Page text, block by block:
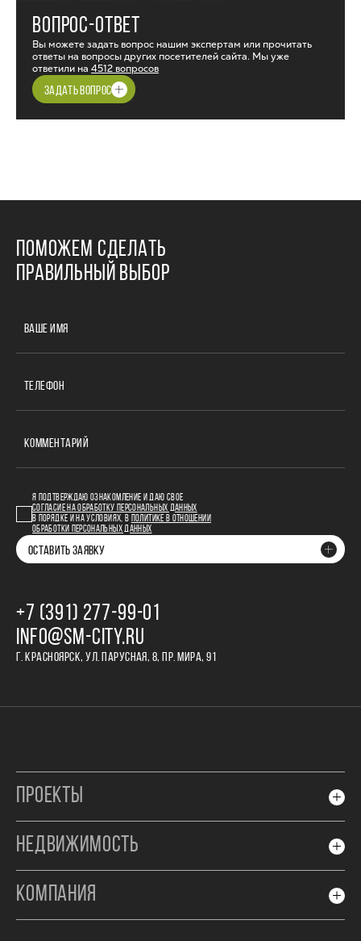
ВОПРОС-ОТВЕТ
Вы можете задать вопрос нашим экспертам или прочитать
ответы на вопросы других посетителей сайта. Мы уже
ответили на 4512 вопросов
ЗАДАТЬ ВОПРОС
ПОМОЖЕМ СДЕЛАТЬ
ПРАВИЛЬНЫЙ ВЫБОР
ВАШЕ ИМЯ
ТЕЛЕФОН
КОММЕНТАРИЙ
Я ПОДТВЕРЖДАЮ ОЗНАКОМЛЕНИЕ И ДАЮ СВОЕ
СОГЛАСИЕ НА ОБРАБОТКУ ПЕРСОНАЛЬНЫХ ДАННЫХ
В ПОРЯДКЕ И НА УСЛОВИЯХ, В
ПОЛИТИКЕ В ОТНОШЕНИИ
ОБРАБОТКИ ПЕРСОНАЛЬНЫХ ДАННЫХ
ОСТАВИТЬ ЗАЯВКУ
+7 (391) 277‒99‒01
INFO@SM-CITY.RU
Г. КРАСНОЯРСК, УЛ. ПАРУСНАЯ, 8, ПР. МИРА, 91
ПРОЕКТЫ
НЕДВИЖИМОСТЬ
КОМПАНИЯ